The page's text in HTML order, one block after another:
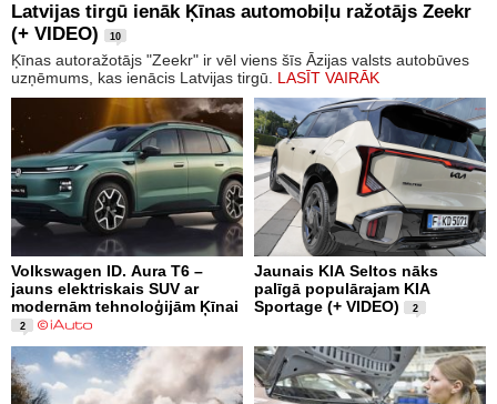
Latvijas tirgū ienāk Ķīnas automobiļu ražotājs Zeekr
(+ VIDEO)
10
Ķīnas autoražotājs "Zeekr" ir vēl viens šīs Āzijas valsts autobūves
uzņēmums, kas ienācis Latvijas tirgū. LASĪT VAIRĀK
Volkswagen ID. Aura T6 –
jauns elektriskais SUV ar
modernām tehnoloģijām Ķīnai
2
Jaunais KIA Seltos nāks
palīgā populārajam KIA
Sportage (+ VIDEO)
2